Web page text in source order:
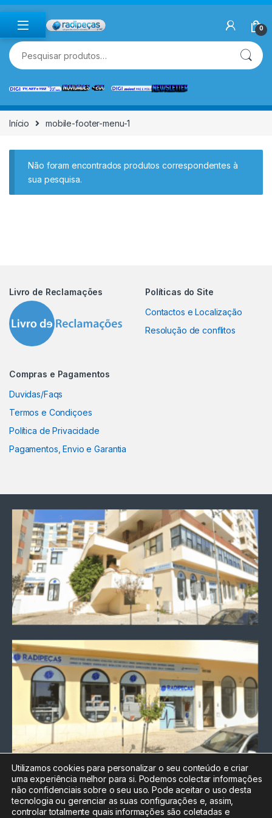
Skip to navigation
Skip to content
0
Pesquisar por:
Início mobile-footer-menu-1
Não foram encontrados produtos correspondentes à
sua pesquisa.
Livro de Reclamações
Políticas do Site
Contactos e Localização
Resolução de conflitos
Compras e Pagamentos
Duvidas/Faqs
Termos e Condiçoes
Política de Privacidade
Pagamentos, Envio e Garantia
Chamada para a rede fixa
nacional
Electrónica:212
Utilizamos cookies para personalizar o seu conteúdo e criar
uma experiência melhor para si. Podemos colectar informações
não confidenciais sobre o seu uso. Pode aceitar o uso desta
tecnologia ou gerenciar as suas configurações e, assim,
controlar totalmente quais informações são coletadas e